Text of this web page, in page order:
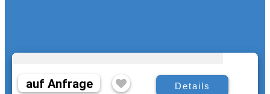
auf Anfrage Details